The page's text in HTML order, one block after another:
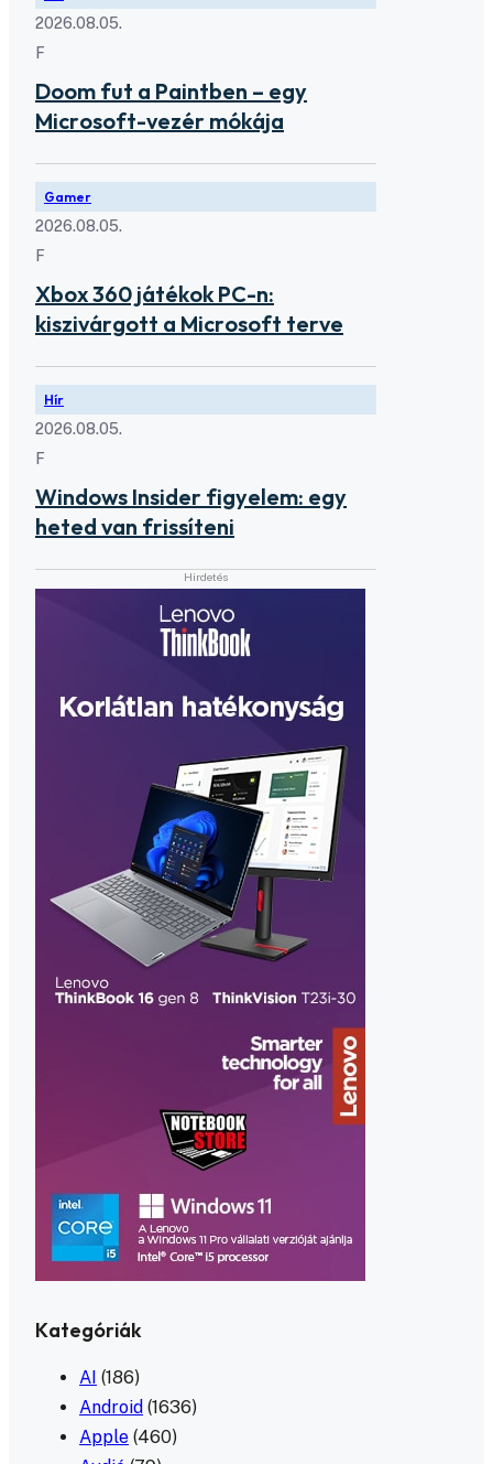
2026.08.05.
F
Doom fut a Paintben – egy
Microsoft-vezér mókája
Gamer
2026.08.05.
F
Xbox 360 játékok PC-n:
kiszivárgott a Microsoft terve
Hír
2026.08.05.
F
Windows Insider figyelem: egy
heted van frissíteni
Kategóriák
AI (186)
Android (1636)
Apple (460)